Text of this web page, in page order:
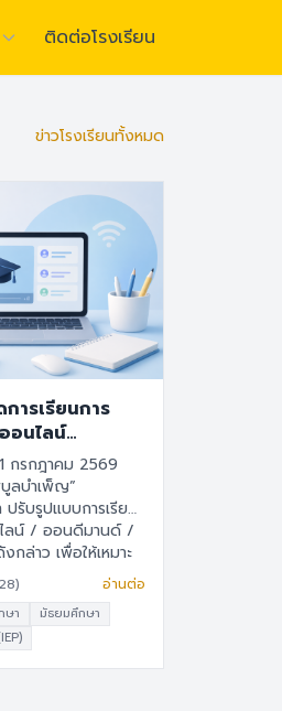
ติดต่อโรงเรียน
ข่าวโรงเรียนทั้งหมด
ารเรียนการ
อนไลน์
ออนแอนด์ ใน
ฎาคม 2569
กรกฎาคม 2569
ลบำเพ็ญ”
รับรูปแบบการเรียน
และให้ผู้เรียนเรียน
ำหนดการเดิม 📄
รียน
อ่านต่อ
ษา
มัธยมศึกษา